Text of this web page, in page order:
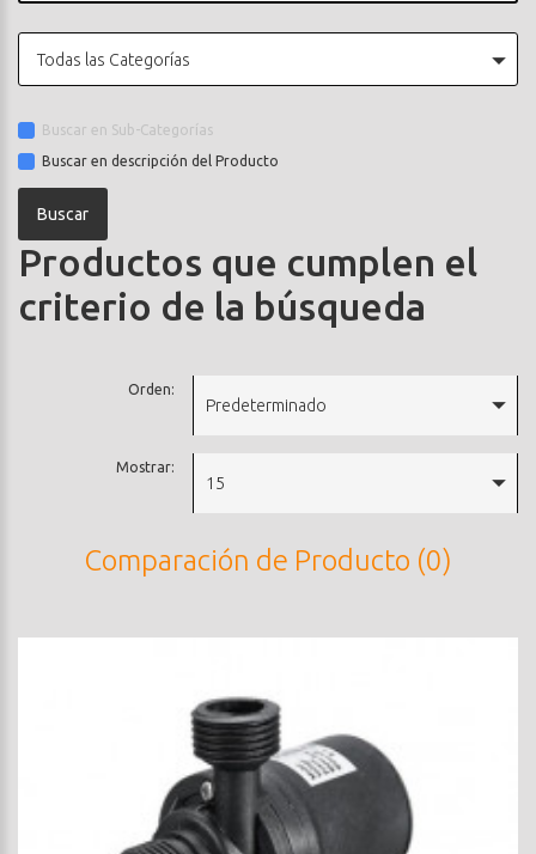
Todas las Categorías
Buscar en Sub-Categorías
Buscar en descripción del Producto
Productos que cumplen el
criterio de la búsqueda
Orden:
Predeterminado
Mostrar:
15
Comparación de Producto (0)